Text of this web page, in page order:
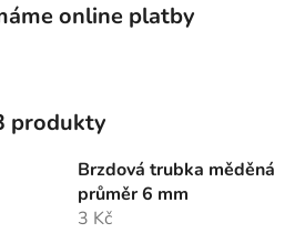
online platby
produkty
Brzdová trubka měděná
průměr 6 mm
3 Kč